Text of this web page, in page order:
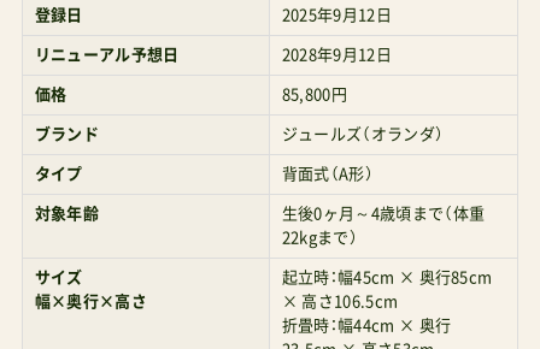
登録日 2025年9月12日
リニューアル予想日 2028年9月12日
価格 85,800円
ブランド ジュールズ（オランダ）
タイプ 背面式（A形）
対象年齢
生後0ヶ月～4歳頃まで（体重
22kgまで）
サイズ
幅×奥行×高さ
起立時：幅45cm × 奥行85cm
× 高さ106.5cm
折畳時：幅44cm × 奥行